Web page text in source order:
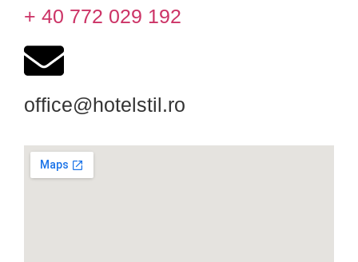
+ 40 772 029 192
office@hotelstil.ro